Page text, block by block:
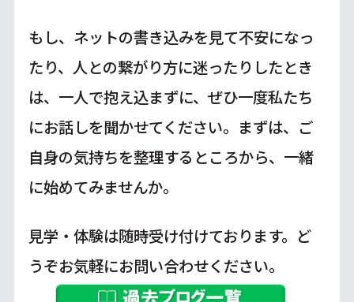
もし、ネットの書き込みを見て不安になっ
たり、人との繋がり方に迷ったりしたとき
は、一人で抱え込まずに、ぜひ一度私たち
にお話しを聞かせてください。まずは、ご
自身の気持ちを整理するところから、一緒
に始めてみませんか。
見学・体験は随時受け付けております。ど
うぞお気軽にお問い合わせください。